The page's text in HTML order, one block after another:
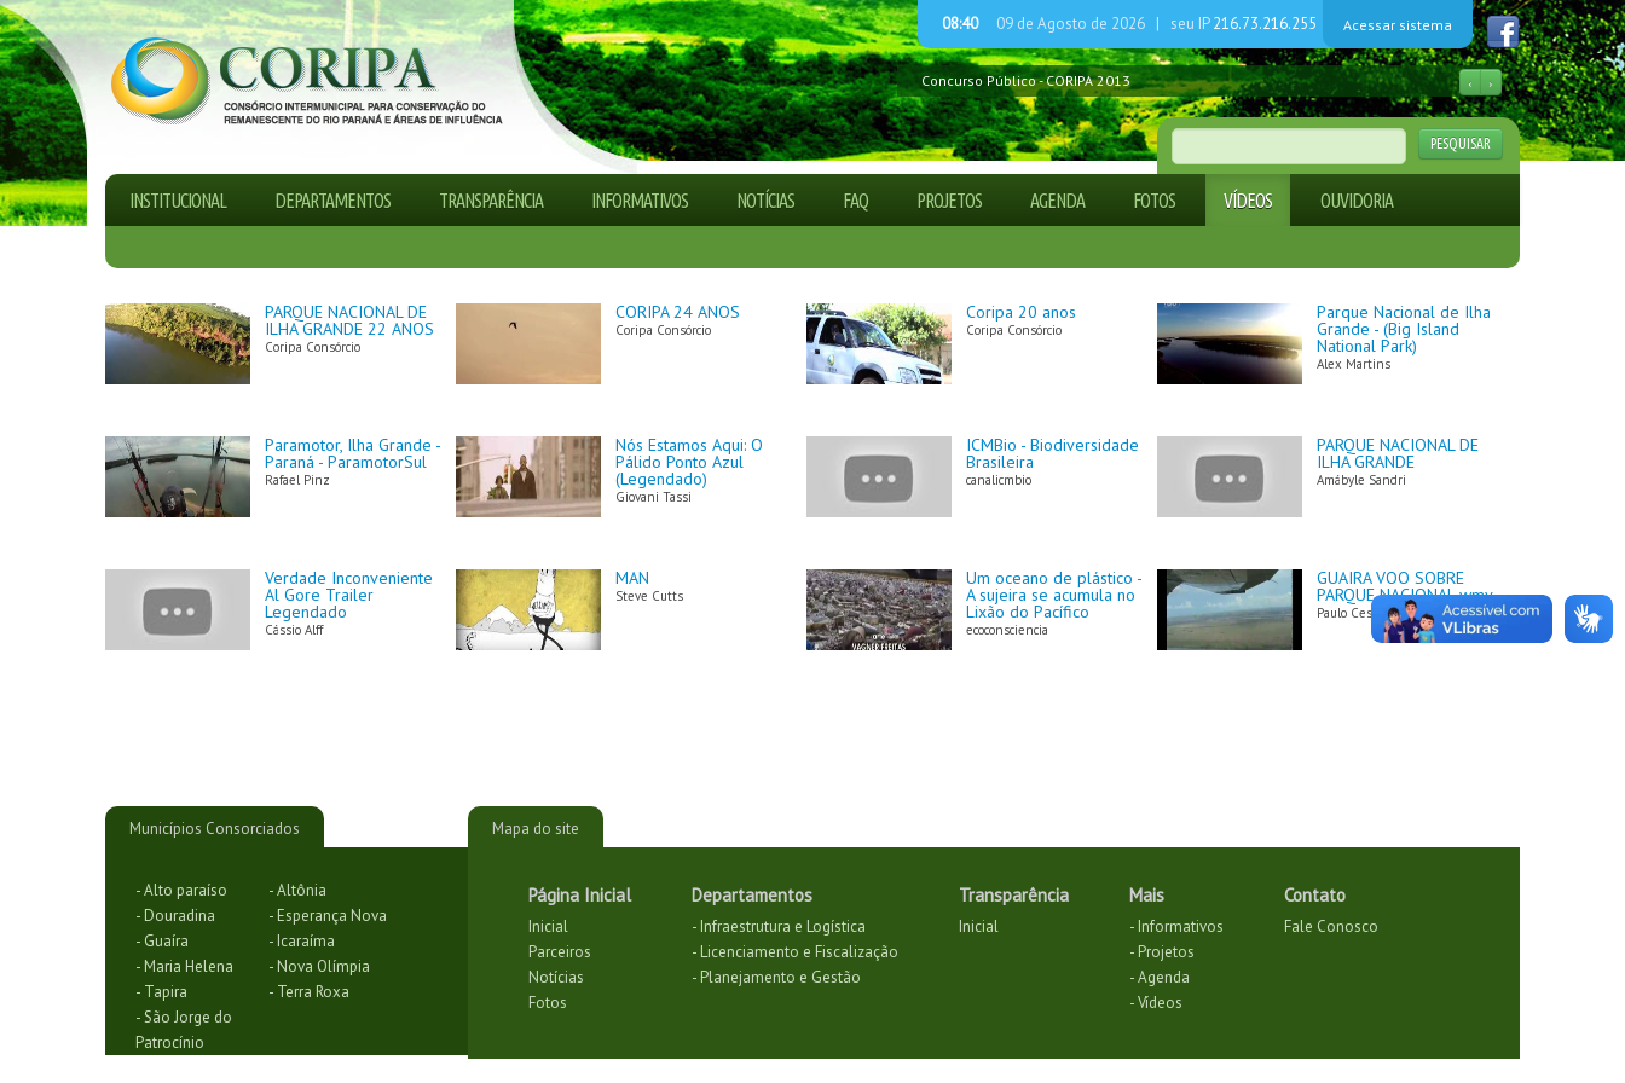
08:40 09 de Agosto de 2026 | seu IP216.73.216.255 Acessar sistema
‹ ›
Concurso Público - CORIPA 2013
Guia explica Código Florestal para produtores rurais
Processo Seletivo Simplificado - CORIPA nº. 001/2022
ADETUR CAMINHO DAS ÁGUAS
Processo Seletivo Simplificado - CORIPA n.º 001/2024
Processo Seletivo Simplificado - CORIPA n.º 001/2026
PESQUISAR
INSTITUCIONAL DEPARTAMENTOS TRANSPARÊNCIA INFORMATIVOS NOTÍCIAS FAQ PROJETOS AGENDA FOTOS VÍDEOS OUVIDORIA
PARQUE NACIONAL DE
ILHA GRANDE 22 ANOS
Coripa Consórcio
CORIPA 24 ANOS
Coripa Consórcio
Coripa 20 anos
Coripa Consórcio
Parque Nacional de Ilha
Grande - (Big Island
National Park)
Alex Martins
Paramotor, Ilha Grande -
Paraná - ParamotorSul
Rafael Pinz
Nós Estamos Aqui: O
Pálido Ponto Azul
(Legendado)
Giovani Tassi
ICMBio - Biodiversidade
Brasileira
canalicmbio
PARQUE NACIONAL DE
ILHA GRANDE
Amábyle Sandri
Verdade Inconveniente
Al Gore Trailer
Legendado
Cássio Alff
MAN
Steve Cutts
Um oceano de plástico -
A sujeira se acumula no
Lixão do Pacífico
ecoconsciencia
GUAIRA VOO SOBRE
PARQUE NACIONAL.wmv
Paulo Cesar Proenca
Municípios Consorciados
- Alto paraíso
- Altônia
- Douradina
- Esperança Nova
- Guaíra
- Icaraíma
- Maria Helena
- Nova Olímpia
- Tapira
- Terra Roxa
- São Jorge do
Patrocínio
Mapa do site
Página Inicial
Inicial
Parceiros
Notícias
Fotos
Departamentos
- Infraestrutura e Logística
- Licenciamento e Fiscalização
- Planejamento e Gestão
Transparência
Inicial
Mais
- Informativos
- Projetos
- Agenda
- Vídeos
Contato
Fale Conosco